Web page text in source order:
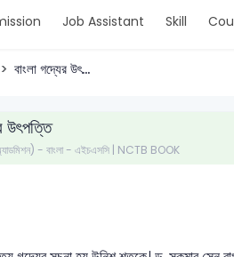
Job Assistant Skill
বাংলা গদ্যের উৎ...
উৎপত্তি
- বাংলা - এইচএসসি | NCTB BOOK